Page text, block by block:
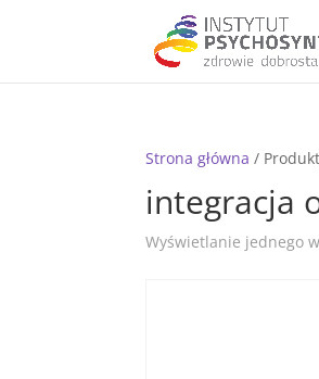
Strona główna /
integracja
Wyświetlanie jednego